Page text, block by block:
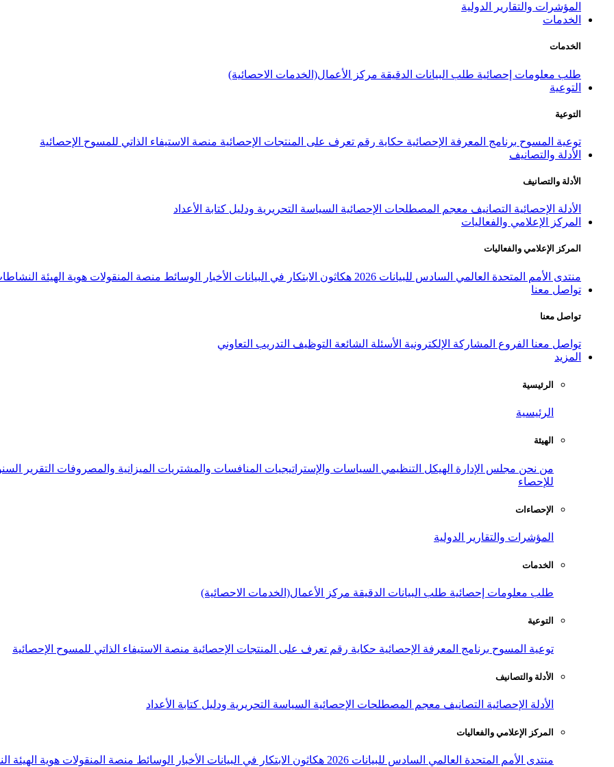
المؤشرات والتقارير الدولية
الخدمات
الخدمات
طلب معلومات إحصائية طلب البيانات الدقيقة مركز الأعمال(الخدمات الاحصائية)
التوعية
التوعية
توعية المسوح برنامج المعرفة الإحصائية حكاية رقم تعرف على المنتجات الإحصائية منصة الاستيفاء الذاتي للمسوح الإحصائية
الأدلة والتصانيف
الأدلة والتصانيف
الأدلة الإحصائية التصانيف معجم المصطلحات الإحصائية السياسة التحريرية ودليل كتابة الأعداد
المركز الإعلامي والفعاليات
المركز الإعلامي والفعاليات
منتدى الأمم المتحدة العالمي السادس للبيانات 2026 هكاثون الابتكار في البيانات الأخبار الوسائط منصة المنقولات هوية الهيئة
تواصل معنا
تواصل معنا
تواصل معنا الفروع المشاركة الإلكترونية الأسئلة الشائعة التوظيف التدريب التعاوني
المزيد
الرئيسية
الرئيسية
الهيئة
من نحن مجلس الإدارة الهيكل التنظيمي السياسات والإستراتيجيات المنافسات والمشتريات الميزانية والمصروفات التقرير
للإحصاء
الإحصاءات
المؤشرات والتقارير الدولية
الخدمات
طلب معلومات إحصائية طلب البيانات الدقيقة مركز الأعمال(الخدمات الاحصائية)
التوعية
توعية المسوح برنامج المعرفة الإحصائية حكاية رقم تعرف على المنتجات الإحصائية منصة الاستيفاء الذاتي للمسوح الإحصائية
الأدلة والتصانيف
الأدلة الإحصائية التصانيف معجم المصطلحات الإحصائية السياسة التحريرية ودليل كتابة الأعداد
المركز الإعلامي والفعاليات
منتدى الأمم المتحدة العالمي السادس للبيانات 2026 هكاثون الابتكار في البيانات الأخبار الوسائط منصة المنقولات هوية الهيئة